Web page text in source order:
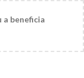
a beneficia